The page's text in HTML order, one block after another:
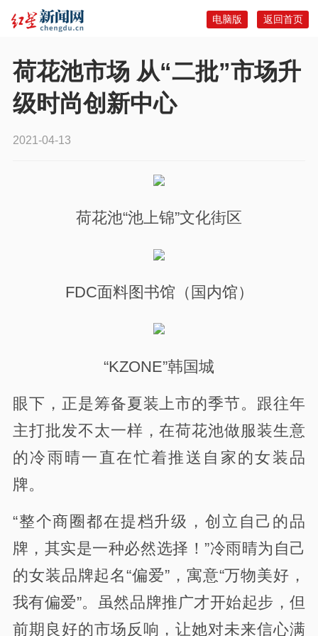
返回首页
电脑版
荷花池市场 从“二批”市场升
级时尚创新中心
2021-04-13
荷花池“池上锦”文化街区
FDC面料图书馆（国内馆）
“KZONE”韩国城
眼下，正是筹备夏装上市的季节。跟往年
主打批发不太一样，在荷花池做服装生意
的冷雨晴一直在忙着推送自家的女装品
牌。
“整个商圈都在提档升级，创立自己的品
牌，其实是一种必然选择！”冷雨晴为自己
的女装品牌起名“偏爱”，寓意“万物美好，
我有偏爱”。虽然品牌推广才开始起步，但
前期良好的市场反响，让她对未来信心满